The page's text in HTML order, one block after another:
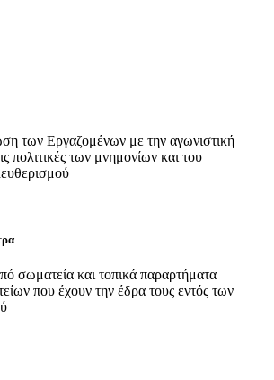
των Εργαζομένων με την αγωνιστική
πολιτικές των μνημονίων και του
σωματεία και τοπικά παραρτήματα
που έχουν την έδρα τους εντός των